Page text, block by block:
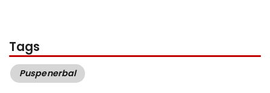
Tags
Puspenerbal